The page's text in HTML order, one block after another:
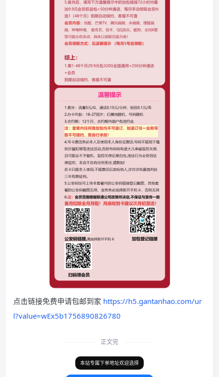
点击链接免费申请包邮到家 https://h5.gantanhao.com/ur
l?value=wEx5b1756890826780
正文完
本站专属下单地址欢迎选择